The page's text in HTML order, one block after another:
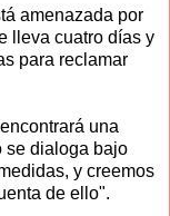
amenazada por
lleva cuatro días y
para reclamar
una
se dialoga bajo
y creemos
de ello".